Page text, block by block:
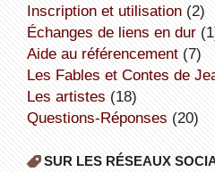
inscription et utilisation(2)
échanges de liens en dur
aide au référencement(7)
Les Fables et Contes de
Les artistes (18)
Questions-Réponses (20)
SUR LES RÉSEAUX